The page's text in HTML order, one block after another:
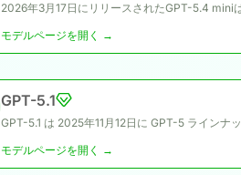
モデルページを開く →
GPT-5.1
モデルページを開く →